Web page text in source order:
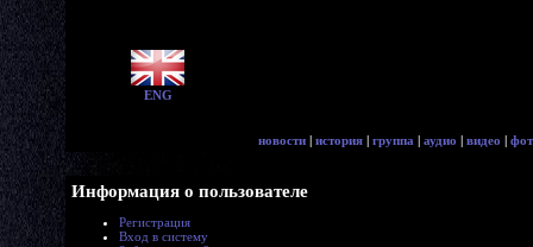
ENG
новости | история | группа | аудио | видео |
Информация о пользователе
Регистрация
Вход в систему